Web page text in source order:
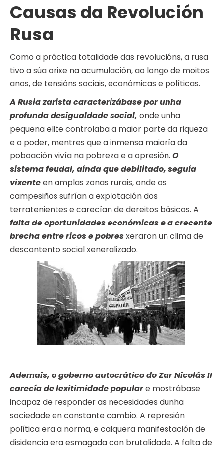
Causas da Revolución
Rusa
Como a práctica totalidade das revolucións, a rusa
tivo a súa orixe na acumulación, ao longo de moitos
anos, de tensións sociais, económicas e políticas.
A Rusia zarista caracterizábase por unha
profunda desigualdade social, onde unha
pequena elite controlaba a maior parte da riqueza
e o poder, mentres que a inmensa maioría da
poboación vivía na pobreza e a opresión. O
sistema feudal, aínda que debilitado, seguía
vixenteen amplas zonas rurais, onde os
campesiños sufrían a explotación dos
terratenientes e carecían de dereitos básicos. A
falta de oportunidades económicas e a crecente
brecha entre ricos e pobresxeraron un clima de
descontento social xeneralizado.
Ademais, o goberno autocrático do Zar Nicolás II
carecía de lexitimidade populare mostrábase
incapaz de responder as necesidades dunha
sociedade en constante cambio. A represión
política era a norma, e calquera manifestación de
disidencia era esmagada con brutalidade. A falta de